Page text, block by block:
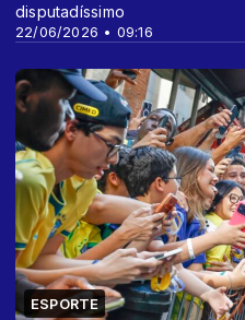
22/06/2026 • 09:16
disputadíssimo
ESPORTE